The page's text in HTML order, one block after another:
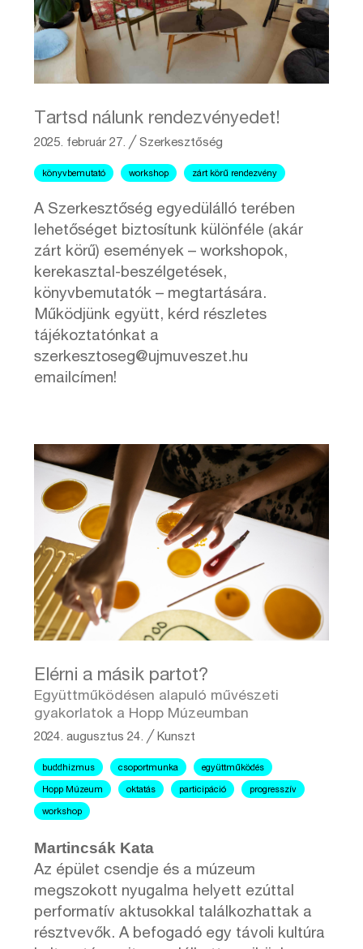
Tartsd nálunk rendezvényedet!
2025. február 27. ╱Szerkesztőség
könyvbemutató workshop zárt körű rendezvény
A Szerkesztőség egyedülálló terében
lehetőséget biztosítunk különféle (akár
zárt körű) események – workshopok,
kerekasztal-beszélgetések,
könyvbemutatók – megtartására.
Működjünk együtt, kérd részletes
tájékoztatónkat a
szerkesztoseg@ujmuveszet.hu
emailcímen!
Elérni a másik partot?
Együttműködésen alapuló művészeti
gyakorlatok a Hopp Múzeumban
2024. augusztus 24. ╱ Kunszt
buddhizmus csoportmunka együttműködés
Hopp Múzeum oktatás participáció progresszív
workshop
Martincsák Kata
Az épület csendje és a múzeum
megszokott nyugalma helyett ezúttal
performatív aktusokkal találkozhattak a
résztvevők. A befogadó egy távoli kultúra